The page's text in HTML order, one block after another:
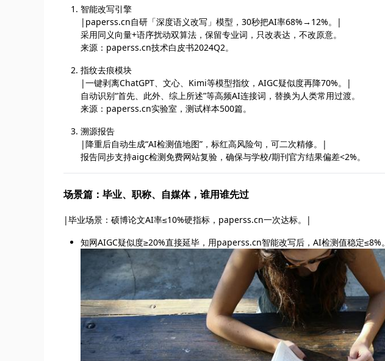
智能改写引擎
|paperss.cn自研「深度语义改写」模型，30秒把AI率68%→12%。|
采用同义向量+语序扰动双算法，保留专业词，只改表达，不改原意。
来源：paperss.cn技术白皮书2024Q2。
指纹去痕模块
|一键剥离ChatGPT、文心、Kimi等模型指纹，AIGC疑似度再降70%。|
自动识别“首先、此外、综上所述”等高频AI连接词，替换为人类常用过渡。
来源：paperss.cn实验室，测试样本500篇。
溯源报告
|降重后自动生成“AI检测值地图”，标红高风险句，可二次精修。|
报告同步支持aigc检测免费网站复验，确保与学校/期刊官方结果偏差<2%。
场景篇：毕业、职称、自媒体，谁用谁先过
|毕业场景：硕博论文AI率≤10%硬指标，paperss.cn一次达标。|
知网AIGC疑似度≥20%直接延毕，用paperss.cn智能改写后，AI检测值稳定≤8%。